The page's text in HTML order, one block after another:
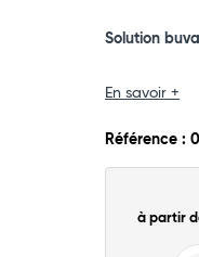
Solution
En savoir +
Référence : 0
à partir